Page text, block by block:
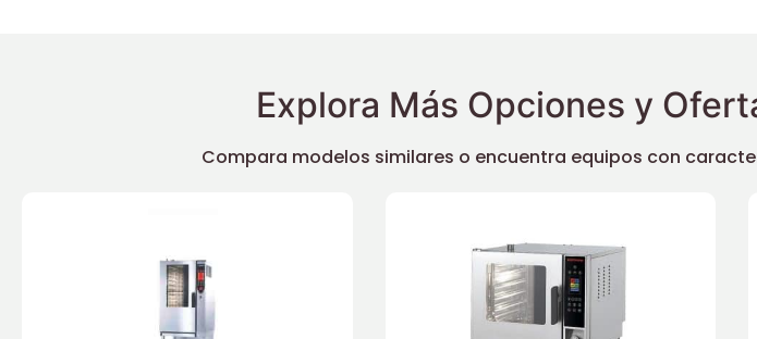
Explora Más Opciones y
Compara modelos similares o encuentra equipos con